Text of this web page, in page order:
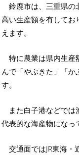
鈴鹿市は、三重県の
高い生産額を有してお
えます。
特に農業は県内生産
んで「やぶきた」「か
す。
また白子港などで
代表的な海産物になっ
交通面ではJR東海